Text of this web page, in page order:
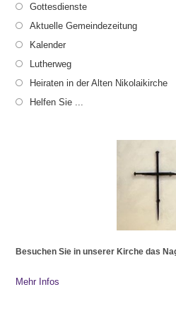
Gottesdienste
Aktuelle Gemeindezeitung
Kalender
Lutherweg
Heiraten in der Alten Nikolaikirche
Helfen Sie ...
Besuchen Sie in unserer Kirche das
Mehr Infos